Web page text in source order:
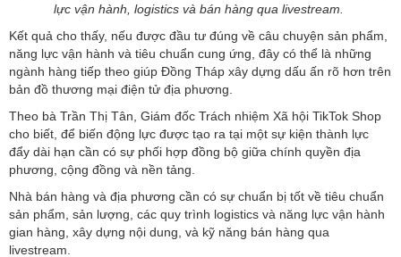
lực vận hành, logistics và bán hàng qua livestream.
Kết quả cho thấy, nếu được đầu tư đúng về câu chuyện sản phẩm,
năng lực vận hành và tiêu chuẩn cung ứng, đây có thể là những
ngành hàng tiếp theo giúp Đồng Tháp xây dựng dấu ấn rõ hơn trên
bản đồ thương mại điện tử địa phương.
Theo bà Trần Thị Tân, Giám đốc Trách nhiệm Xã hội TikTok Shop
cho biết, để biến động lực được tạo ra tại một sự kiện thành lực
đẩy dài hạn cần có sự phối hợp đồng bộ giữa chính quyền địa
phương, cộng đồng và nền tảng.
Nhà bán hàng và địa phương cần có sự chuẩn bị tốt về tiêu chuẩn
sản phẩm, sản lượng, các quy trình logistics và năng lực vận hành
gian hàng, xây dựng nội dung, và kỹ năng bán hàng qua
livestream.